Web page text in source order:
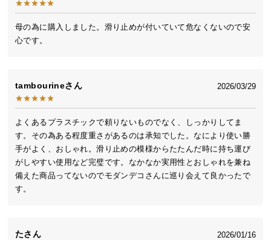
料
に
大
型
商
品
の
配
送
い
母の為に購入しました。滑り止めが付いていて危なくないので安
心です。
tambourine 2026/03/29
よくあるプラスチックで頼りないものでなく、しっかりしてま
す。その為ある程度重さがあるのは承知でした。なにより使い勝
手がよく、おしゃれ。滑り止めの模様からたたんだ時に持ち運び
がしやすい使用など完璧です。なかなか実用性とおしゃれを兼ね
備えた商品ってないのでモダンデコさんに巡り会えて良かったで
す。
た 2026/01/16